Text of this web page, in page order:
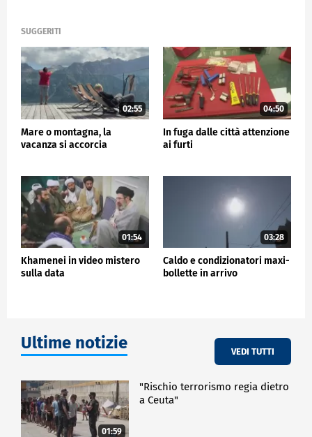
SUGGERITI
02:55
Mare o montagna, la
vacanza si accorcia
04:50
In fuga dalle città attenzione
ai furti
01:54
Khamenei in video mistero
sulla data
03:28
Caldo e condizionatori maxi-
bollette in arrivo
Ultime notizie VEDI TUTTI
01:59
"Rischio terrorismo regia dietro
a Ceuta"